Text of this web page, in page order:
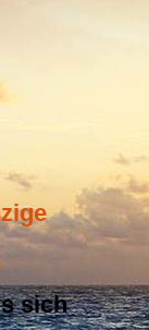
sich